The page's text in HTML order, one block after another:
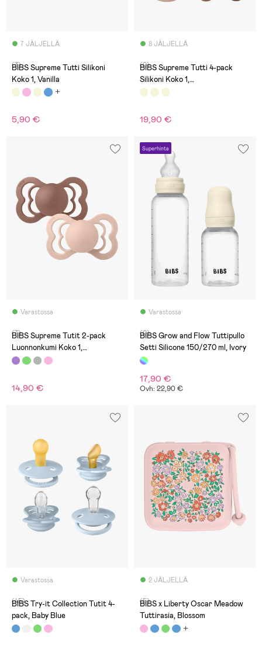
7 JÄLJELLÄ
(3)
BIBS Supreme Tutti Silikoni
Koko 1, Vanilla
5,90 €
8 JÄLJELLÄ
(0)
BIBS Supreme Tutti 4-pack
Silikoni Koko 1,
Ivory/Vanilla/Blush/Woodchuck
19,90 €
Varastossa
(7)
BIBS Supreme Tutit 2-pack
Luonnonkumi Koko 1,
Woodchuck/Blush
14,90 €
Superhinta
Varastossa
(0)
BIBS Grow and Flow Tuttipullo
Setti Silicone 150/270 ml, Ivory
17,90 €
Ovh: 22,90 €
Varastossa
(45)
BIBS Try-it Collection Tutit 4-
pack, Baby Blue
2 JÄLJELLÄ
(5)
BIBS x Liberty Oscar Meadow
Tuttirasia, Blossom